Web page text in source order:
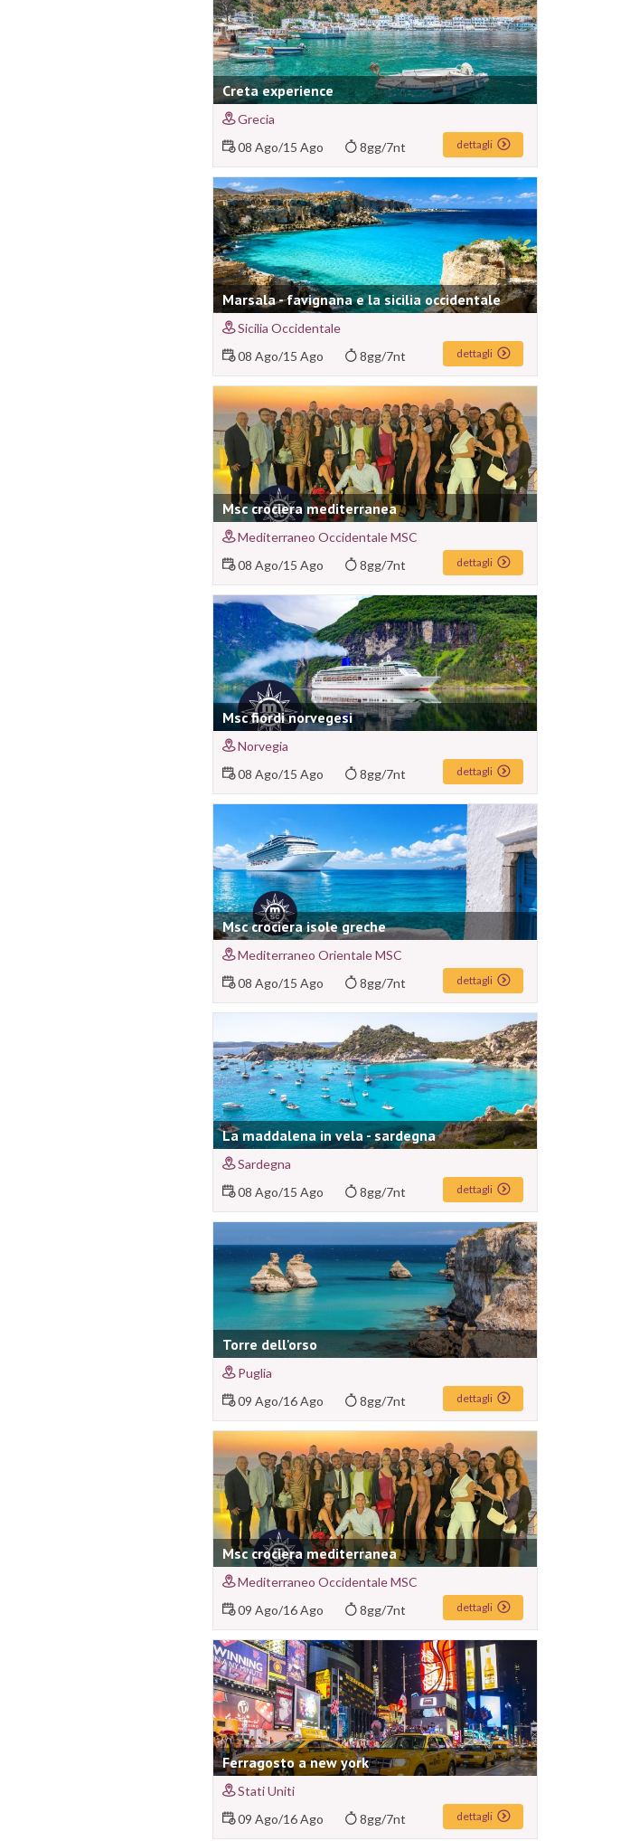
Creta experience
Grecia
08 Ago/15 Ago 8gg/7nt dettagli
Marsala - favignana e la sicilia occidentale
Sicilia Occidentale
08 Ago/15 Ago 8gg/7nt dettagli
Msc crociera mediterranea
Mediterraneo Occidentale MSC
08 Ago/15 Ago 8gg/7nt dettagli
Msc fiordi norvegesi
Norvegia
08 Ago/15 Ago 8gg/7nt dettagli
Msc crociera isole greche
Mediterraneo Orientale MSC
08 Ago/15 Ago 8gg/7nt dettagli
La maddalena in vela - sardegna
Sardegna
08 Ago/15 Ago 8gg/7nt dettagli
Torre dell'orso
Puglia
09 Ago/16 Ago 8gg/7nt dettagli
Msc crociera mediterranea
Mediterraneo Occidentale MSC
09 Ago/16 Ago 8gg/7nt dettagli
Ferragosto a new york
Stati Uniti
09 Ago/16 Ago 8gg/7nt dettagli